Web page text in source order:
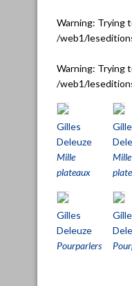
Warning: Trying
/web1/
Warning: Trying
/web1/
Gilles
Deleuze
Mille
plateaux
Mille
Gilles
Deleuze
Pourparlers